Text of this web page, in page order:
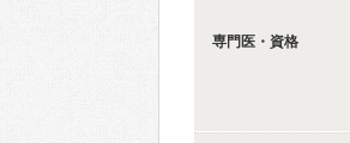
専門医・資格